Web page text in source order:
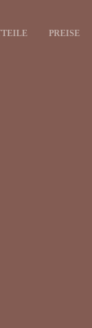
PREISE